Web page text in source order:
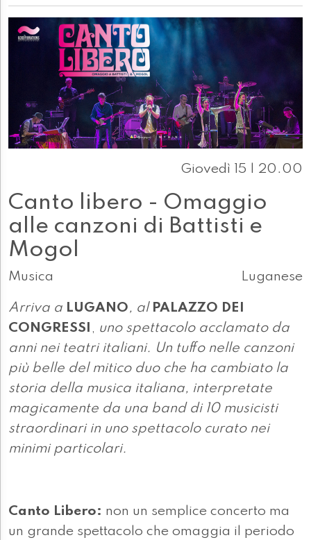
Giovedì 15 | 20.00
Canto libero - Omaggio
alle canzoni di Battisti e
Mogol
Musica Luganese
Arriva a LUGANO, al PALAZZO DEI
CONGRESSI , uno spettacolo acclamato da
anni nei teatri italiani. Un tuffo nelle canzoni
più belle del mitico duo che ha cambiato la
storia della musica italiana, interpretate
magicamente da una band di 10 musicisti
straordinari in uno spettacolo curato nei
minimi particolari.
Canto Libero: non un semplice concerto ma
un grande spettacolo che omaggia il periodo